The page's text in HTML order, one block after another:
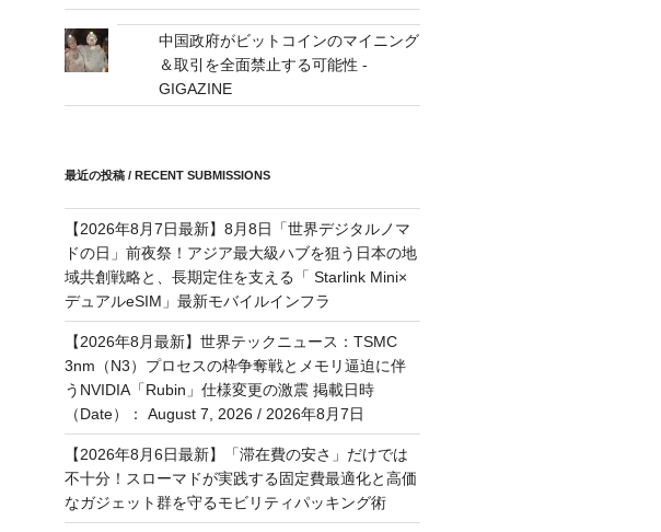
中国政府がビットコインのマイニング
＆取引を全面禁止する可能性 -
GIGAZINE
最近の投稿 / RECENT SUBMISSIONS
【2026年8月7日最新】8月8日「世界デジタルノマ
ドの日」前夜祭！アジア最大級ハブを狙う日本の地
域共創戦略と、長期定住を支える「 Starlink Mini×
デュアルeSIM」最新モバイルインフラ
【2026年8月最新】世界テックニュース：TSMC
3nm（N3）プロセスの枠争奪戦とメモリ逼迫に伴
うNVIDIA「Rubin」仕様変更の激震 掲載日時
（Date）： August 7, 2026 / 2026年8月7日
【2026年8月6日最新】「滞在費の安さ」だけでは
不十分！スローマドが実践する固定費最適化と高価
なガジェット群を守るモビリティパッキング術